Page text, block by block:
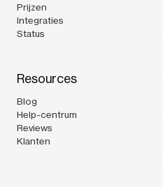
Prijzen
Integraties
Status
Resources
Blog
Help-centrum
Reviews
Klanten